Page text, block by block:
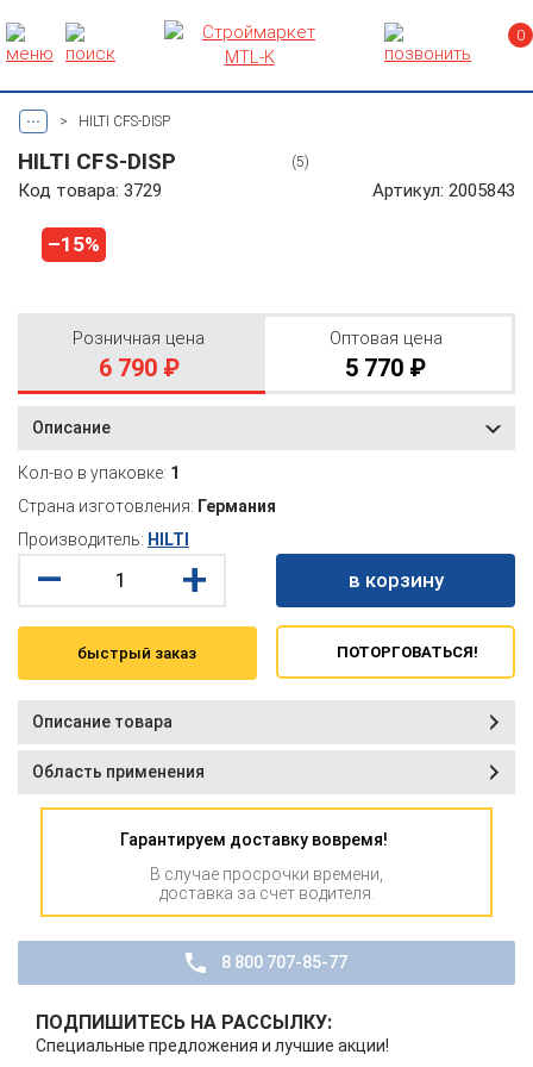
0
... > HILTI CFS-DISP
HILTI CFS-DISP (5)
Код товара: 3729 Артикул: 2005843
–15%
Розничная цена
6 790 ₽
Оптовая цена
5 770 ₽
Описание
Кол-во в упаковке: 1
Страна изготовления: Германия
Производитель: HILTI
– + в корзину
быстрый заказ ПОТОРГОВАТЬСЯ!
Описание товара
Область применения
Гарантируем доставку вовремя!
В случае просрочки времени,
доставка за счет водителя.
8 800 707-85-77
ПОДПИШИТЕСЬ НА РАССЫЛКУ:
Специальные предложения и лучшие акции!